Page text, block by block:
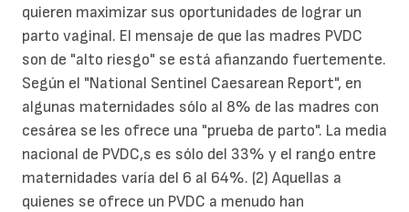
quieren maximizar sus oportunidades de lograr un
parto vaginal. El mensaje de que las madres PVDC
son de "alto riesgo" se está afianzando fuertemente.
Según el "National Sentinel Caesarean Report", en
algunas maternidades sólo al 8% de las madres con
cesárea se les ofrece una "prueba de parto". La media
nacional de PVDC,s es sólo del 33% y el rango entre
maternidades varía del 6 al 64%. (2) Aquellas a
quienes se ofrece un PVDC a menudo han